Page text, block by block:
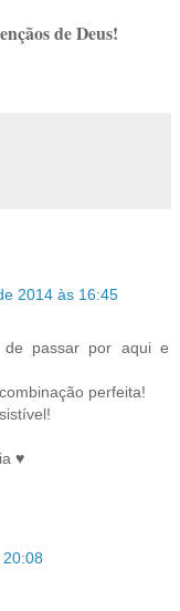
de Deus!
2014 às 16:45
passar por aqui e
perfeita!
♥